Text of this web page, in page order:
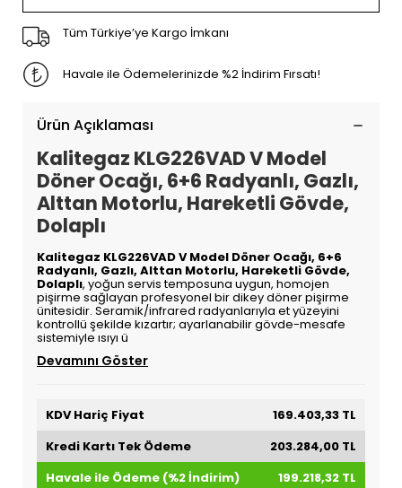
Tüm Türkiye’ye Kargo İmkanı
Havale ile Ödemelerinizde %2 İndirim Fırsatı!
Ürün Açıklaması
Kalitegaz KLG226VAD V Model
Döner Ocağı, 6+6 Radyanlı, Gazlı,
Alttan Motorlu, Hareketli Gövde,
Dolaplı
Kalitegaz KLG226VAD V Model Döner Ocağı, 6+6
Radyanlı, Gazlı, Alttan Motorlu, Hareketli Gövde,
Dolaplı, yoğun servis temposuna uygun, homojen
pişirme sağlayan profesyonel bir dikey döner pişirme
ünitesidir. Seramik/infrared radyanlarıyla et yüzeyini
kontrollü şekilde kızartır; ayarlanabilir gövde-mesafe
sistemiyle ısıyı ü
Devamını Göster
KDV Hariç Fiyat
169.403,33 TL
Kredi Kartı Tek Ödeme
203.284,00 TL
Havale ile Ödeme (%2 İndirim)
199.218,32 TL